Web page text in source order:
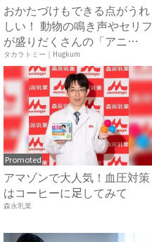
おかたづけもできる点がうれ
しい！ 動物の鳴き声やセリフ
が盛りだくさんの「アニ
ア ...
タカラトミー｜Hugkum
Promoted
アマゾンで大人気！血圧対策
はコーヒーに足してみて
森永乳業